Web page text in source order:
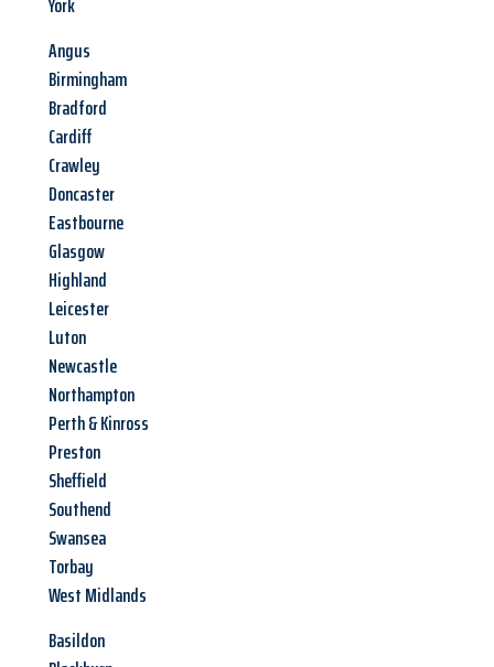
Angus
Birmingham
Bradford
Cardiff
Crawley
Doncaster
Eastbourne
Glasgow
Highland
Leicester
Luton
Newcastle
Northampton
Perth & Kinross
Preston
Sheffield
Southend
Swansea
Torbay
West Midlands
Basildon